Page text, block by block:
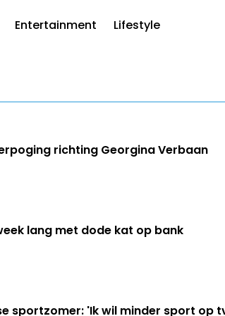
Entertainment Lifestyle
richting Georgina Verbaan
lang met dode kat op bank
sportzomer: 'Ik wil minder sport op